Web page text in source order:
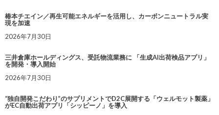
椿本チエイン／再生可能エネルギーを活用し、カーボンニュートラル実
現を加速
2026年7月30日
三井倉庫ホールディングス、受託物流業務に 「生成AI出荷検品アプリ」
を開発・導入開始
2026年7月30日
“独自開発こだわり”のサプリメントでD2C展開する「ウェルモット製薬」
がEC自動出荷アプリ「シッピーノ」を導入